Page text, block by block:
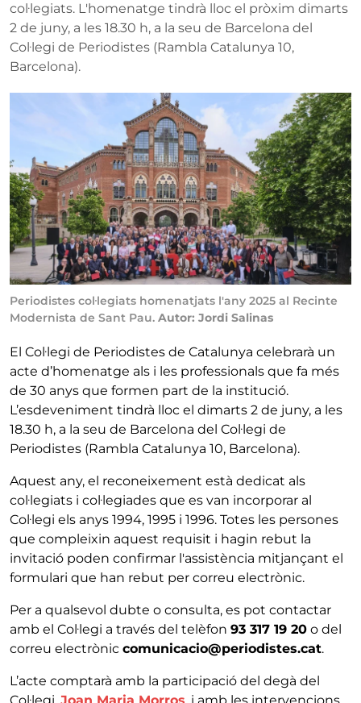
col·legiats. L'homenatge tindrà lloc el pròxim dimarts
2 de juny, a les 18.30 h, a la seu de Barcelona del
Col·legi de Periodistes (Rambla Catalunya 10,
Barcelona).
Periodistes col·legiats homenatjats l'any 2025 al Recinte
Modernista de Sant Pau. Autor: Jordi Salinas
El Col·legi de Periodistes de Catalunya celebrarà un
acte d’homenatge als i les professionals que fa més
de 30 anys que formen part de la institució.
L’esdeveniment tindrà lloc el dimarts 2 de juny, a les
18.30 h, a la seu de Barcelona del Col·legi de
Periodistes (Rambla Catalunya 10, Barcelona).
Aquest any, el reconeixement està dedicat als
col·legiats i col·legiades que es van incorporar al
Col·legi els anys 1994, 1995 i 1996. Totes les persones
que compleixin aquest requisit i hagin rebut la
invitació poden confirmar l'assistència mitjançant el
formulari que han rebut per correu electrònic.
Per a qualsevol dubte o consulta, es pot contactar
amb el Col·legi a través del telèfon 93 317 19 20 o del
correu electrònic comunicacio@periodistes.cat.
L’acte comptarà amb la participació del degà del